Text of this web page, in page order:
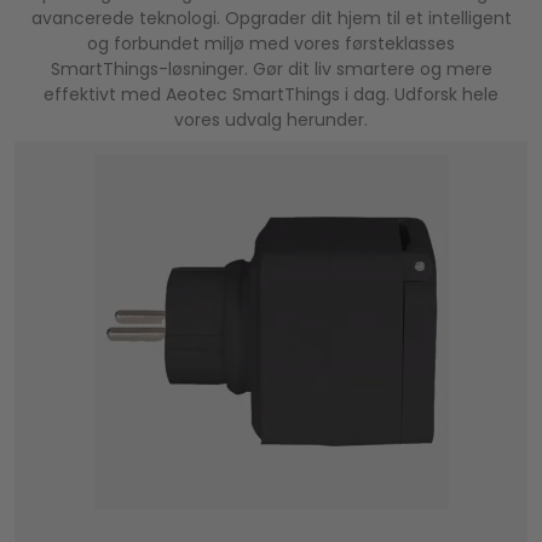
Med en åben API og mulighed for brug af IFTTT
bliver mulighederne endnu større.
Enheden måler 11cm x 7.5cm x 2.3cm og kræver
230 volt.
avancerede teknologi. Opgrader dit hjem til et intelligent
og forbundet miljø med vores førsteklasses
SmartThings-løsninger. Gør dit liv smartere og mere
effektivt med Aeotec SmartThings i dag. Udforsk hele
vores udvalg herunder.